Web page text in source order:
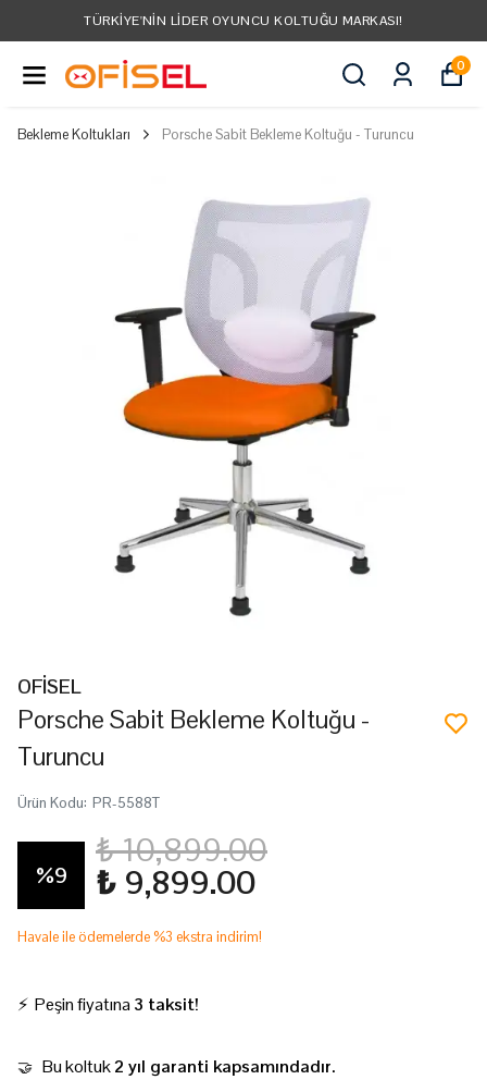
TÜRKIYE'NIN LIDER OYUNCU KOLTUĞU MARKASI!
0
Bekleme Koltukları Porsche Sabit Bekleme Koltuğu - Turuncu
OFİSEL
Porsche Sabit Bekleme Koltuğu -
Turuncu
Ürün Kodu: PR-5588T
%9
₺ 10,899.00
₺ 9,899.00
Havale ile ödemelerde %3 ekstra indirim!
⚡ Peşin fiyatına 3 taksit!
🤝 Bu koltuk2 yıl garanti kapsamındadır.